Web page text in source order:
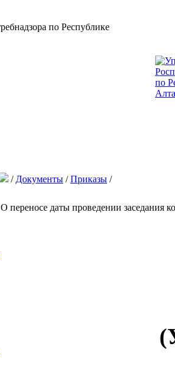
/ Документы /Приказы /
О переносе даты проведении заседания